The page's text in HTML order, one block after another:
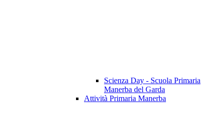
Scienza Day - Scuola Primaria
Manerba del Garda
Attività Primaria Manerba